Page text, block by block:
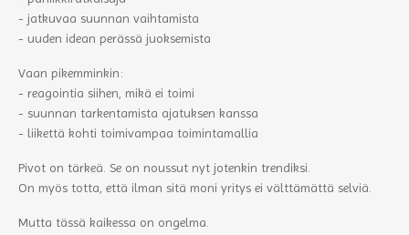
- jatkuvaa suunnan vaihtamista
- uuden idean perässä juoksemista
Vaan pikemminkin:
- reagointia siihen, mikä ei toimi
- suunnan tarkentamista ajatuksen kanssa
- liikettä kohti toimivampaa toimintamallia
Pivot on tärkeä. Se on noussut nyt jotenkin trendiksi.
On myös totta, että ilman sitä moni yritys ei välttämättä selviä.
Mutta tässä kaikessa on ongelma.